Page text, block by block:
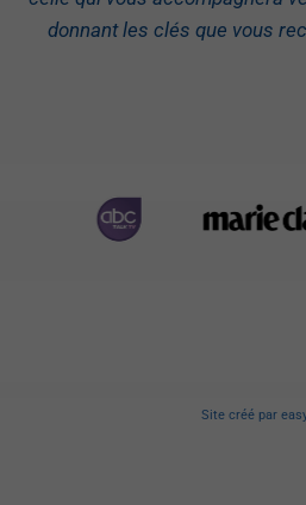
donnant les clés que vous
Site créé par